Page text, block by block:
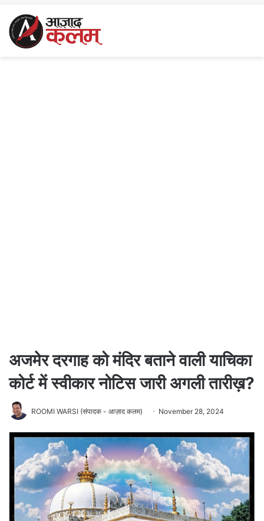
अजमेर दरगाह को मंदिर बताने वाली याचिका
कोर्ट में स्वीकार नोटिस जारी अगली तारीख़?
ROOMI WARSI (संपादक - आज़ाद कलम) November 28, 2024